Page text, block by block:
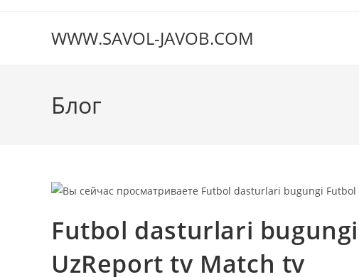
содержимомуWWW.SAVOL-JAVOB.COM
Блог
Futbol dasturlari
UzReport tv Match tv